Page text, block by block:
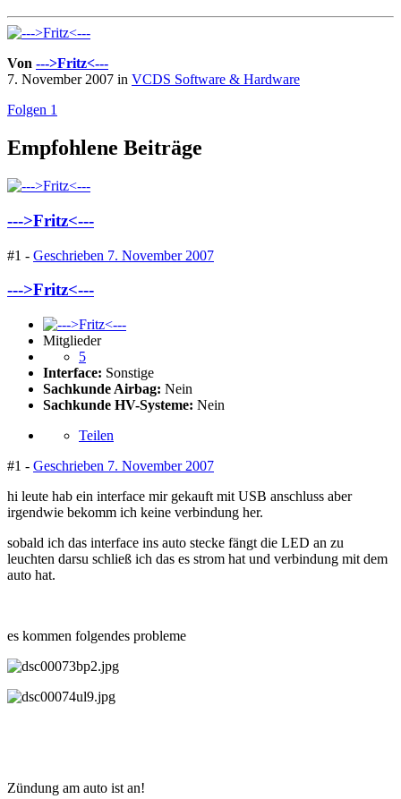
Von --->Fritz<---
7. November 2007 in VCDS Software & Hardware
Folgen 1
Empfohlene Beiträge
--->Fritz<---
#1 - Geschrieben 7. November 2007
--->Fritz<---
Mitglieder
5
Interface: Sonstige
Sachkunde Airbag: Nein
Sachkunde HV-Systeme: Nein
Teilen
#1 - Geschrieben 7. November 2007
hi leute hab ein interface mir gekauft mit USB anschluss aber
irgendwie bekomm ich keine verbindung her.
sobald ich das interface ins auto stecke fängt die LED an zu
leuchten darsu schließ ich das es strom hat und verbindung mit dem
auto hat.
es kommen folgendes probleme
Zündung am auto ist an!